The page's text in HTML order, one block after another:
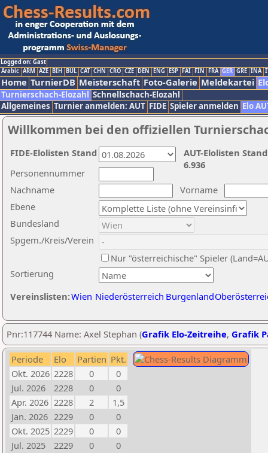
Logged on: Gast
Arabic ARM AZE BIH BUL CAT CHN CRO CZE DEN ENG ESP FAI FIN FRA GER GRE INA
Home TurnierDB Meisterschaft Foto-Galerie Meldekartei
Turnierschach-Elozahl Schnellschach-Elozahl
Allgemeines Turnier anmelden: AUT FIDE Spieler anmelden Elo
Willkommen bei den offiziellen
Nachname
Vorname
Ebene
Sortierung
Personennummer
Bundesland
Spgem./Kreis/Verein
Nur "österreichische" Spieler
Vereinslisten:Wien Niederösterreich Burgenland
AUT-Elolisten
6.936
FIDE-Elolisten Stand
Pnr:117744 Name: Axel Stephan (Grafik Elo-Zeitreihe, Grafik
Periode Elo Partien Pkt.
Okt. 2026 2228 0
0
Jul. 2026
2228 0
0
Apr. 2026 2228 2
1,5
Jan. 2026 2229 0
0
Okt. 2025 2229 0
0
Jul. 2025
2229 0
0